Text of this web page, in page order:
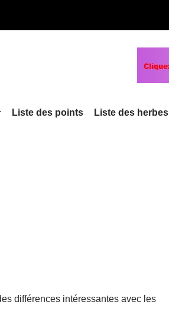
Liste des points Liste des herbes
différences intéressantes avec les